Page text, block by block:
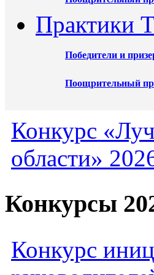
Практики
Победители и
Поощрительный
Конкурс
области»
Конкурсы
Конкурс